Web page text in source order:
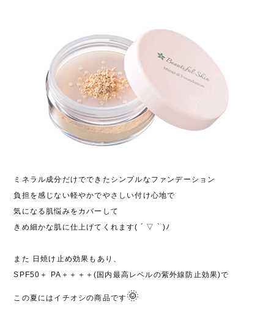
ミネラル成分だけでできた シンプルなファンデーション
負担を感じない軽やかでやさしい付け心地で
気になる肌悩みをカバーして
きめ細かな肌に仕上げてくれます( ´ ▽ ` )ﾉ
また 日焼け止め効果もあり、
SPF50＋ PA＋＋＋＋( 国内最高レベルの紫外線防止効果)で
この夏にはイチオシの商品です🌞